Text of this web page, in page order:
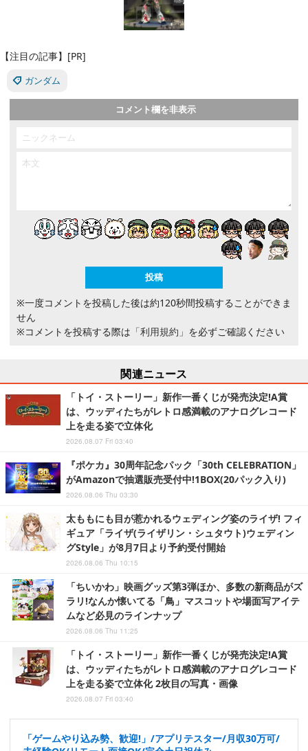
【注目の記事】[PR]
ガンダム
コメント欄を非表示
※一度コメントを投稿した後は約120秒間投稿することができま
せん
※コメントを投稿する際は 「利用規約」 を必ずご確認ください
関連ニュース
「トイ・ストーリー」新作一番くじが発売決定!A賞
は、ウッディたちがレトロ感満載のアナログレコード
上を走る姿で立体化
2026.08.07 Fri 03:40
『ポケカ』30周年記念パック「30th CELEBRATION」
がAmazonで抽選販売受付中!1BOX(20パック入り)
2026.08.06 Thu 03:30
太ももにも目が惹かれるウェディング姿のライザ! フィ
ギュア「ライザ(ライザリン・シュタウト)ウェディン
グStyle」が8月7日より予約受付開始
2026.08.06 Thu 10:15
「ちいかわ」映画グッズ第3弾ほか、多数の新商品がズ
ラリ!なんか懐いてる「鳥」マスコットや場面写アイテ
ムなど必見のラインナップ
2026.08.06 Thu 11:25
「トイ・ストーリー」新作一番くじが発売決定!A賞
は、ウッディたちがレトロ感満載のアナログレコード
上を走る姿で立体化 2枚目の写真・画像
2026.08.07 Fri 03:40
「ゲームやり込み勢、歓迎!」/アプリテスター/月収30万可/